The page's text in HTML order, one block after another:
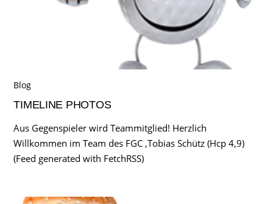
Blog
TIMELINE PHOTOS
Aus Gegenspieler wird Teammitglied! Herzlich
Willkommen im Team des FGC ,Tobias Schütz (Hcp 4,9)
(Feed generated with FetchRSS)